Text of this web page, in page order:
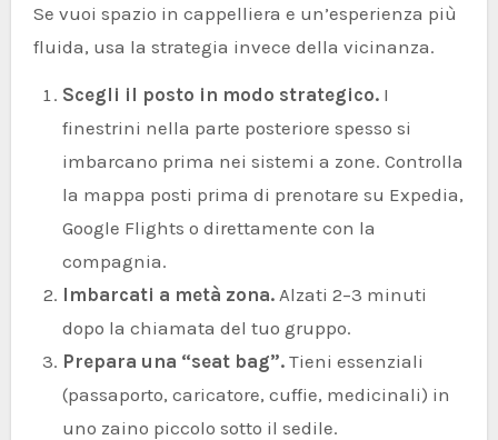
Se vuoi spazio in cappelliera e un’esperienza più
fluida, usa la strategia invece della vicinanza.
Scegli il posto in modo strategico.I
finestrini nella parte posteriore spesso si
imbarcano prima nei sistemi a zone. Controlla
la mappa posti prima di prenotare su Expedia,
Google Flights o direttamente con la
compagnia.
Imbarcati a metà zona.Alzati 2–3 minuti
dopo la chiamata del tuo gruppo.
Prepara una “seat bag”.Tieni essenziali
(passaporto, caricatore, cuffie, medicinali) in
uno zaino piccolo sotto il sedile.